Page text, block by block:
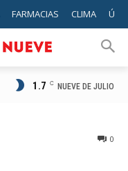
FARMACIAS CLIMA
1.7 C NUEVE DE JULIO
0